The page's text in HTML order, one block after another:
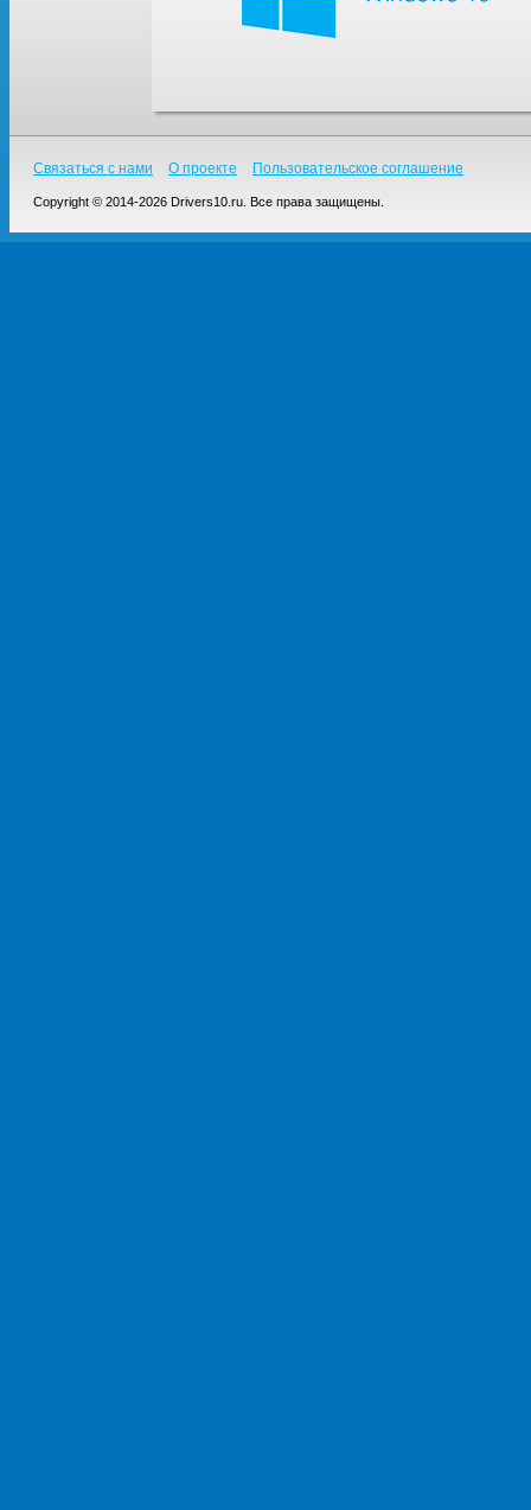
Связаться с нами О проекте Пользовательское соглашение
Copyright © 2014-2026 Drivers10.ru. Все права защищены.